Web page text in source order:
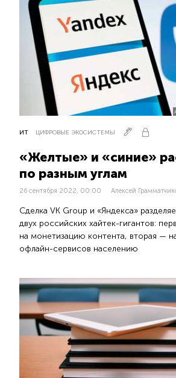
ИТ ЦИФРОВЫЕ ЭКОСИСТЕМЫ
«Желтые» и «синие»
по разным углам
26 сентября 2022, 00:00 Алексей
Сделка VK Group и «Яндекса»
двух российских хайтек-гигантов:
на монетизацию контента, вторая —
офлайн-сервисов населению